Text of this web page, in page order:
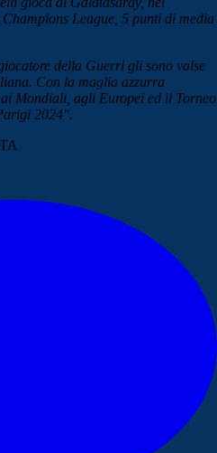
League, 5 punti di media
della Guerri gli sono valse
Con la maglia azzurra
Mondiali, agli Europei ed il Torneo
2024".